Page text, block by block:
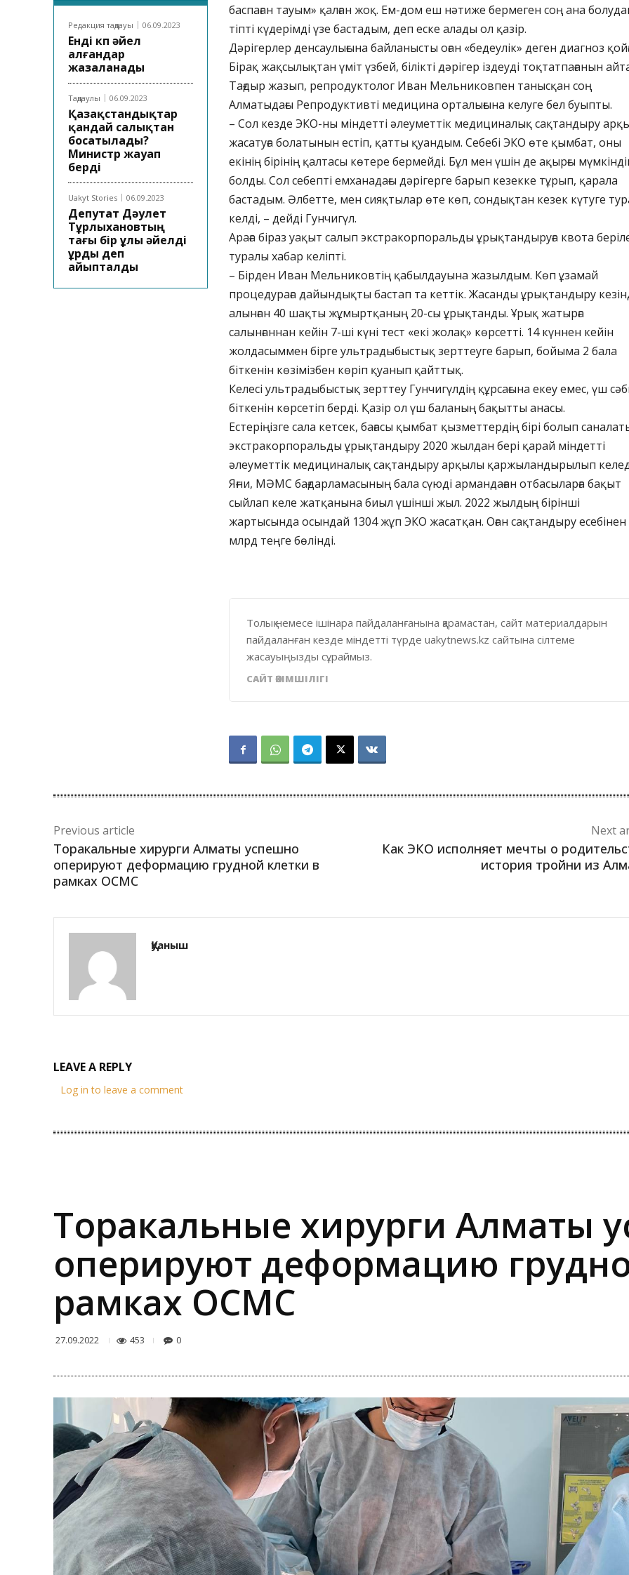
Редакция таңдауы 06.09.2023
Енді көп әйел
алғандар
жазаланады
Таңдаулы 06.09.2023
Қазақстандықтар
қандай салықтан
босатылады?
Министр жауап
берді
Uakyt Stories 06.09.2023
Депутат Дәулет
Тұрлыхановтың
тағы бір ұлы әйелді
ұрды деп
айыпталды
баспаған тауым» қалған жоқ. Ем-дом еш нәтиже бермеген соң ана
тіпті күдерімді үзе бастадым, деп еске алады ол қазір.
Дәрігерлер денсаулығына байланысты оған «бедеулік» деген диагноз
Бірақ жақсылықтан үміт үзбей, білікті дәрігер іздеуді тоқтатпағанын
Тағдыр жазып, репродуктолог Иван Мельниковпен танысқан соң
Алматыдағы Репродуктивті медицина орталығына келуге бел буыпты.
– Сол кезде ЭКО-ны міндетті әлеуметтік медициналық сақтандыру
жасатуға болатынын естіп, қатты қуандым. Себебі ЭКО өте қымбат, оны
екінің бірінің қалтасы көтере бермейді. Бұл мен үшін де ақырғы
болды. Сол себепті емханадағы дәрігерге барып кезекке тұрып, қарала
бастадым. Әлбетте, мен сияқтылар өте көп, сондықтан кезек күтуге
келді, – дейді Гунчигүл.
Араға біраз уақыт салып экстракорпоральды ұрықтандыруға квота
туралы хабар келіпті.
– Бірден Иван Мельниковтің қабылдауына жазылдым. Көп ұзамай
процедураға дайындықты бастап та кеттік. Жасанды ұрықтандыру
алынған 40 шақты жұмыртқаның 20-сы ұрықтанды. Ұрық жатырға
салынғаннан кейін 7-ші күні тест «екі жолақ» көрсетті. 14 күннен кейін
жолдасыммен бірге ультрадыбыстық зерттеуге барып, бойыма 2 бала
біткенін көзімізбен көріп қуанып қайттық.
Келесі ультрадыбыстық зерттеу Гунчигүлдің құрсағына екеу емес, үш
біткенін көрсетіп берді. Қазір ол үш баланың бақытты анасы.
Естеріңізге сала кетсек, бағасы қымбат қызметтердің бірі болып
экстракорпоральды ұрықтандыру 2020 жылдан бері қарай міндетті
әлеуметтік медициналық сақтандыру арқылы қаржыландырылып
Яғни, МӘМС бағдарламасының бала сүюді армандаған отбасыларға бақыт
сыйлап келе жатқанына биыл үшінші жыл. 2022 жылдың бірінші
жартысында осындай 1304 жұп ЭКО жасатқан. Оған сақтандыру есебінен
млрд теңге бөлінді.
Толық немесе ішінара пайдаланғанына қарамастан, сайт материалдарын
пайдаланған кезде міндетті түрде uakytnews.kz сайтына сілтеме
жасауыңызды сұраймыз.
САЙТ ӘКІМШІЛІГІ
Previous article
Торакальные хирурги Алматы успешно
оперируют деформацию грудной клетки в
рамках ОСМС
Next
Как ЭКО исполняет мечты о
история тройни из
Қуаныш
LEAVE A REPLY
Log in to leave a comment